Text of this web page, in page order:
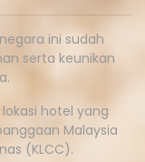
ini sudah
serta keunikan
hotel yang
Malaysia
(KLCC).